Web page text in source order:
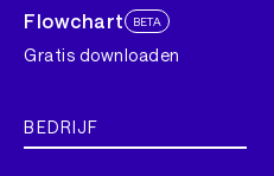
Flowchart BETA
Gratis downloaden
BEDRIJF